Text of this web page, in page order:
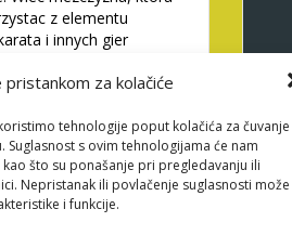
za kolačiće
tehnologije poput kolačića za čuvanje
s ovim tehnologijama će nam
što su ponašanje pri pregledavanju ili
Nepristanak ili povlačenje suglasnosti može
i funkcije.
z elementu
i innych gier
zarobki u ciebie
wydaj
tokoferol-noszenie,
i bedziesz widziec.
korzysta, ani na
internetowy, jego
na codziennie a